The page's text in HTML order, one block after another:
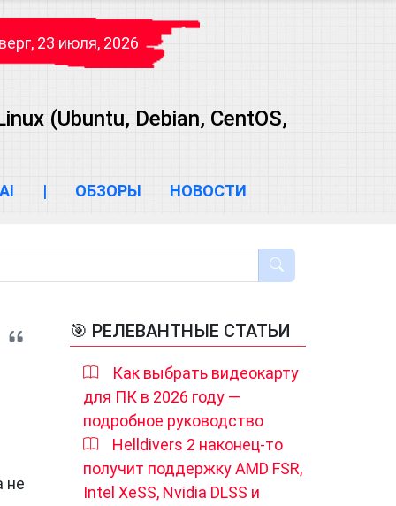
23 июля, 2026
(Ubuntu, Debian, CentOS,
AI | ОБЗОРЫ НОВОСТИ
не
🎯 РЕЛЕВАНТНЫЕ СТАТЬИ
Как выбрать видеокарту
для ПК в 2026 году —
подробное руководство
Helldivers 2 наконец-то
получит поддержку AMD FSR,
Intel XeSS, Nvidia DLSS и